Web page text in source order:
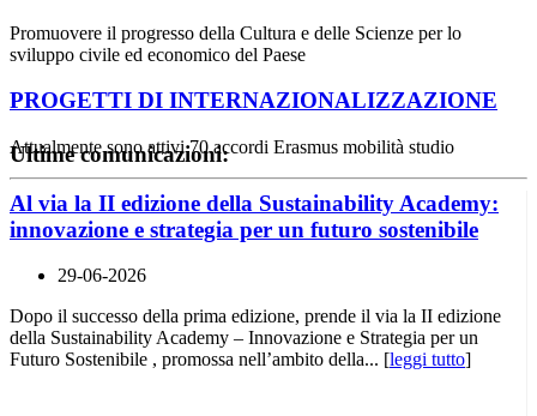
Promuovere il progresso della Cultura e delle Scienze per lo
sviluppo civile ed economico del Paese
PROGETTI DI INTERNAZIONALIZZAZIONE
Attualmente sono attivi 70 accordi Erasmus mobilità studio
Ultime comunicazioni:
Al via la II edizione della Sustainability Academy:
innovazione e strategia per un futuro sostenibile
29-06-2026
Dopo il successo della prima edizione, prende il via la II edizione
della Sustainability Academy – Innovazione e Strategia per un
Futuro Sostenibile , promossa nell’ambito della... [leggi tutto]